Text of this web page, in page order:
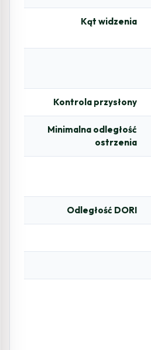
Kąt widzenia
Kontrola przysłony
Minimalna odległość
ostrzenia
Odległość DORI